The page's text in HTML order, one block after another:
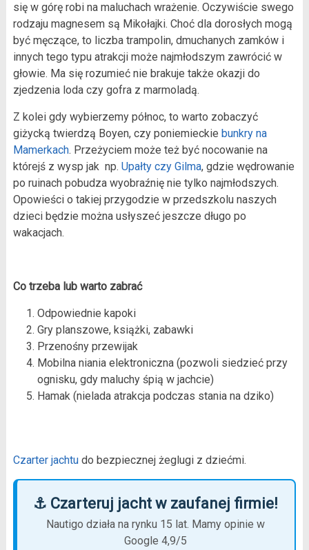
się w górę robi na maluchach wrażenie. Oczywiście swego
rodzaju magnesem są Mikołajki. Choć dla dorosłych mogą
być męczące, to liczba trampolin, dmuchanych zamków i
innych tego typu atrakcji może najmłodszym zawrócić w
głowie. Ma się rozumieć nie brakuje także okazji do
zjedzenia loda czy gofra z marmoladą.
Z kolei gdy wybierzemy północ, to warto zobaczyć
giżycką twierdzą Boyen, czy poniemieckie bunkry na
Mamerkach. Przeżyciem może też być nocowanie na
którejś z wysp jak np. Upałty czy Gilma, gdzie wędrowanie
po ruinach pobudza wyobraźnię nie tylko najmłodszych.
Opowieści o takiej przygodzie w przedszkolu naszych
dzieci będzie można usłyszeć jeszcze długo po
wakacjach.
Co trzeba lub warto zabrać
Odpowiednie kapoki
Gry planszowe, książki, zabawki
Przenośny przewijak
Mobilna niania elektroniczna (pozwoli siedzieć przy
ognisku, gdy maluchy śpią w jachcie)
Hamak (nielada atrakcja podczas stania na dziko)
Czarter jachtudo bezpiecznej żeglugi z dziećmi.
⚓ Czarteruj jacht w zaufanej firmie!
Nautigo działa na rynku 15 lat. Mamy opinie w
Google 4,9/5